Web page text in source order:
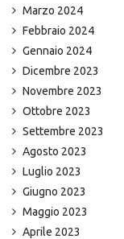
Marzo 2024
Febbraio 2024
Gennaio 2024
Dicembre 2023
Novembre 2023
Ottobre 2023
Settembre 2023
Agosto 2023
Luglio 2023
Giugno 2023
Maggio 2023
Aprile 2023